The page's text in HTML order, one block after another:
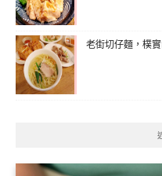
老街切仔麵，樸